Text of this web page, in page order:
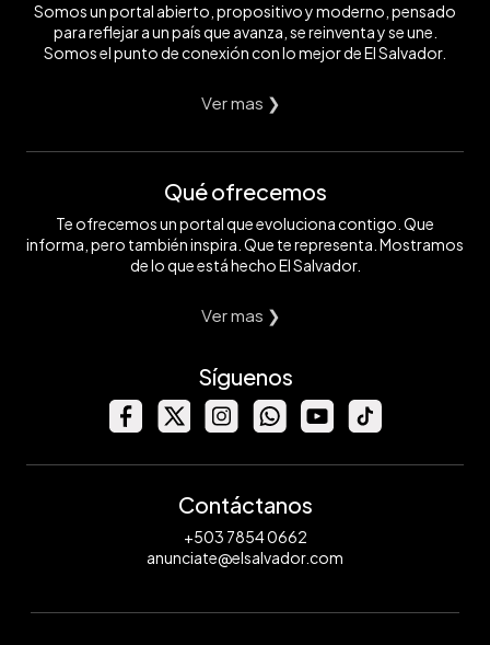
Somos un portal abierto, propositivo y moderno, pensado
para reflejar a un país que avanza, se reinventa y se une.
Somos el punto de conexión con lo mejor de El Salvador.
Ver mas ❯
Qué ofrecemos
Te ofrecemos un portal que evoluciona contigo. Que
informa, pero también inspira. Que te representa. Mostramos
de lo que está hecho El Salvador.
Ver mas ❯
Síguenos
Contáctanos
+503 7854 0662
anunciate@elsalvador.com